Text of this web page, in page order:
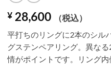
¥ 28,600 （税込）
平打ちのリングに2本のシル
グステンペアリング。異な
情がポイントです。リング